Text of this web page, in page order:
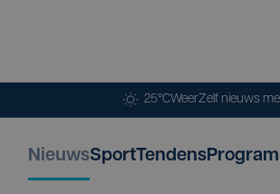
25°CWeerZelf nieuws
NieuwsSportTendens